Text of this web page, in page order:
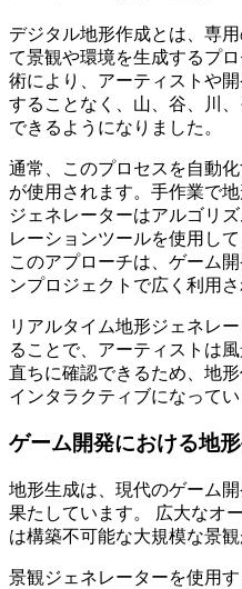
デジタル地形作成とは、専
て景観や環境を生成するプ
術により、アーティストや
することなく、山、谷、川
できるようになりました。
通常、このプロセスを自動
が使用されます。手作業で
ジェネレーターはアルゴリ
レーションツールを使用し
このアプローチは、ゲーム
ンプロジェクトで広く利用さ
リアルタイム地形ジェネレ
ることで、アーティストは
直ちに確認できるため、地
インタラクティブになってい
ゲーム開発における地
地形生成は、現代のゲーム
果たしています。 広大なオ
は構築不可能な大規模な景観
景観ジェネレーターを使用